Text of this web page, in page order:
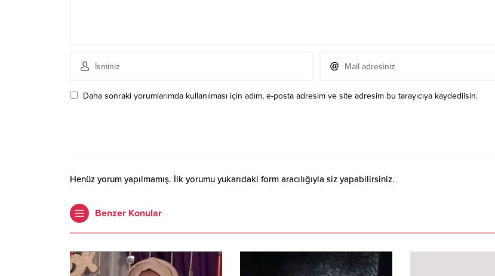
Daha sonraki yorumlarımda kullanılması için adım, e-posta adresim ve site adresim bu tarayıcıya kaydedilsin.
Henüz yorum yapılmamış. İlk yorumu yukarıdaki form aracılığıyla siz yapabilirsiniz.
Benzer Konular